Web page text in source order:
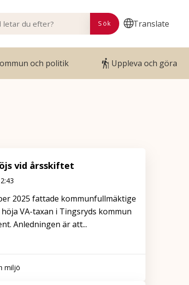
Translate
DU EFTER?
Sök
och politik Uppleva och göra
vid årsskiftet
2025 fattade kommunfullmäktige
VA-taxan i Tingsryds kommun
Anledningen är att...
miljö